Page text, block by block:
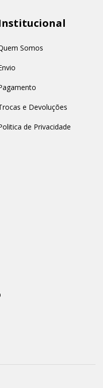
Somos
e Devoluções
de Privacidade